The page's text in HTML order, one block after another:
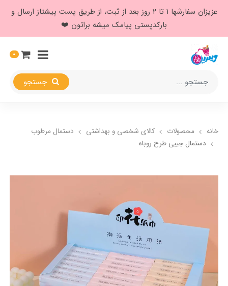
عزیزان سفارشها ۱ تا ۲ روز بعد از ثبت، از طریق پست پیشتاز ارسال و
بارکدپستی پیامک میشه براتون ❤️
0
خانه محصولات کالای شخصی و بهداشتی
دستمال مرطوب
دستمال جیبی طرح روباه